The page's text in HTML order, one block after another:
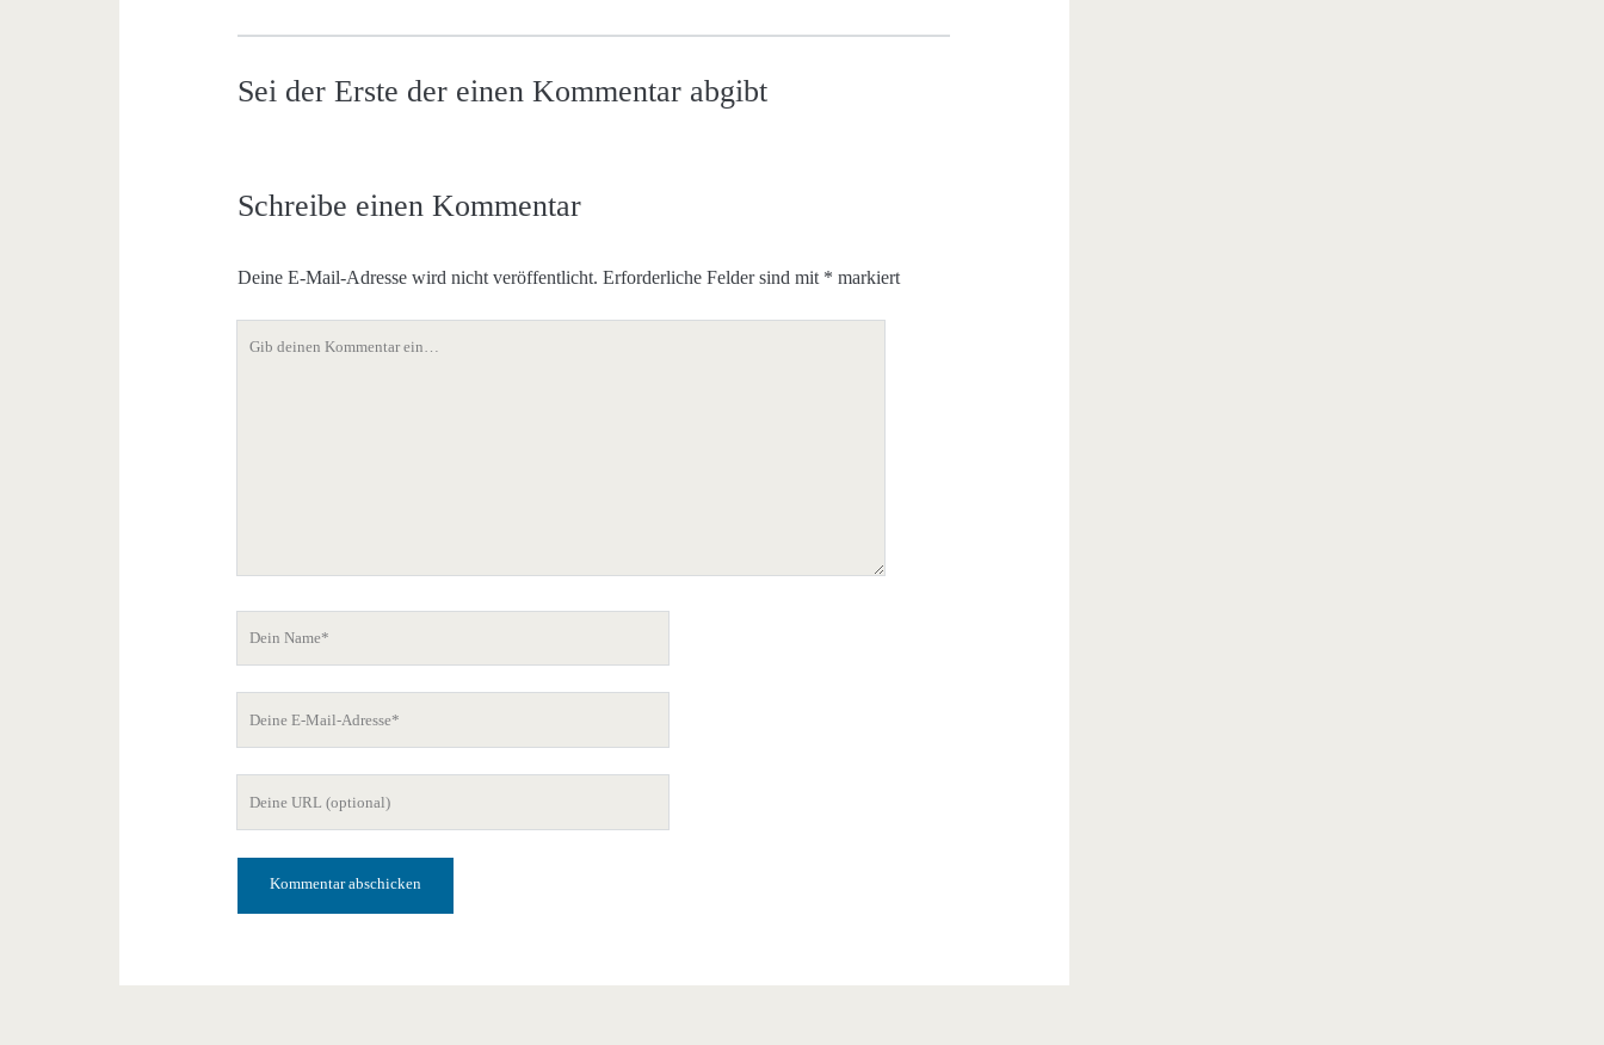
Sei der Erste der einen Kommentar abgibt
Schreibe einen Kommentar
Deine E-Mail-Adresse wird nicht veröffentlicht. Erforderliche Felder sind mit * markiert
Adresse